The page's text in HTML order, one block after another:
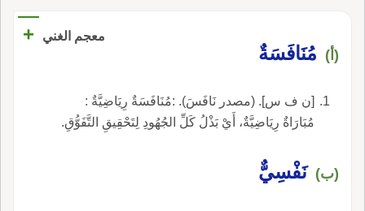
معجم الغني +
(أ) مُنَافَسَةٌ
[ن ف س]. (مصدر نَافَسَ). :مُنَافَسَةٌ رِيَاضِيَّةٌ :
مُبَارَاةٌ رِيَاضِيَّةٌ، أَيْ بَذْلُ كَلِّ الجُهُودِ لِتَحْقِيقِ التَّفَوُّقِ.
(ب) نَفْسِيٌّ